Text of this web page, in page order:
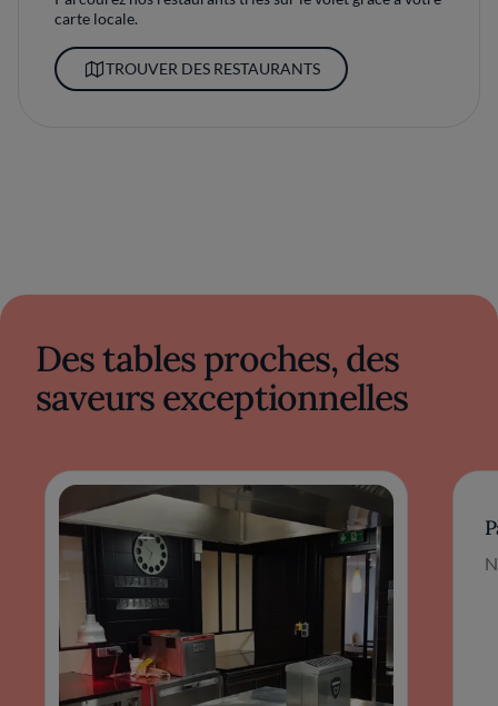
carte locale.
TROUVER DES RESTAURANTS
Des tables proches, des
saveurs exceptionnelles